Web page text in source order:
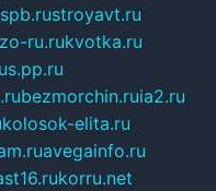
stroyavt.ru
ru.rukvotka.ru
bezmorchin.ruia2.ru
kolosok-elita.ru
avegainfo.ru
korru.net